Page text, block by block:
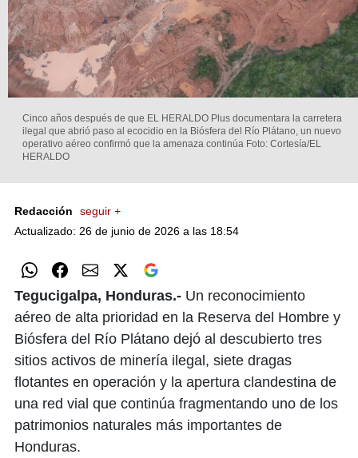
Cinco años después de que EL HERALDO Plus documentara la carretera
ilegal que abrió paso al ecocidio en la Biósfera del Río Plátano, un nuevo
operativo aéreo confirmó que la amenaza continúa Foto: Cortesía/EL
HERALDO
Redacción
seguir +
Actualizado: 26 de junio de 2026 a las 18:54
Tegucigalpa, Honduras.- Un reconocimiento
aéreo de alta prioridad en la Reserva del Hombre y
Biósfera del Río Plátano dejó al descubierto tres
sitios activos de minería ilegal, siete dragas
flotantes en operación y la apertura clandestina de
una red vial que continúa fragmentando uno de los
patrimonios naturales más importantes de
Honduras.